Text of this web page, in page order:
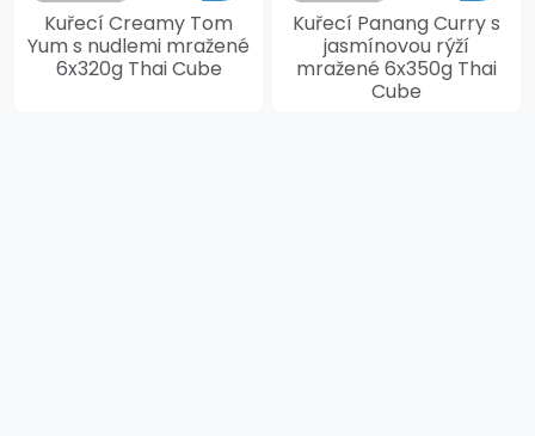
Kuřecí Creamy Tom
Yum s nudlemi mražené
6x320g Thai Cube
Kuřecí Panang Curry s
jasmínovou rýží
mražené 6x350g Thai
Cube